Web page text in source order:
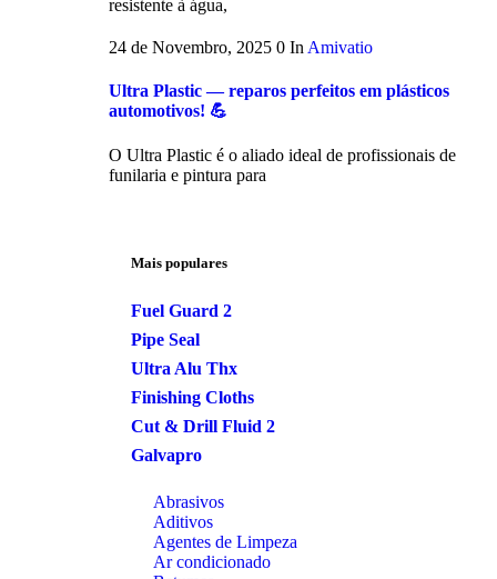
resistente à água,
24 de Novembro, 2025 0 In Amivatio
Ultra Plastic — reparos perfeitos em plásticos
automotivos! 💪
O Ultra Plastic é o aliado ideal de profissionais de
funilaria e pintura para
Mais populares
Fuel Guard 2
Pipe Seal
Ultra Alu Thx
Finishing Cloths
Cut & Drill Fluid 2
Galvapro
Abrasivos
Aditivos
Agentes de Limpeza
Ar condicionado